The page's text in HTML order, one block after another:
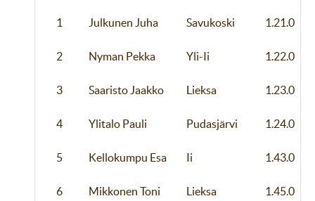
1 Julkunen Juha Savukoski 1.21.0
2 Nyman Pekka Yli-Ii 1.22.0
3 Saaristo Jaakko Lieksa 1.23.0
4 Ylitalo Pauli Pudasjärvi 1.24.0
5 Kellokumpu Esa Ii 1.43.0
6 Mikkonen Toni Lieksa 1.45.0